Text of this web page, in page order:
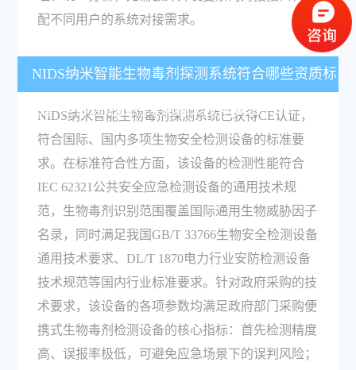
配不同用户的系统对接需求。
NIDS纳米智能生物毒剂探测系统符合哪些资质标
准，是否满足政府采购相关技术要求？
NIDS纳米智能生物毒剂探测系统已获得CE认证，
符合国际、国内多项生物安全检测设备的标准要
求。在标准符合性方面，该设备的检测性能符合
IEC 62321公共安全应急检测设备的通用技术规
范，生物毒剂识别范围覆盖国际通用生物威胁因子
名录，同时满足我国GB/T 33766生物安全检测设备
通用技术要求、DL/T 1870电力行业安防检测设备
技术规范等国内行业标准要求。针对政府采购的技
术要求，该设备的各项参数均满足政府部门采购便
携式生物毒剂检测设备的核心指标：首先检测精度
高、误报率极低，可避免应急场景下的误判风险；